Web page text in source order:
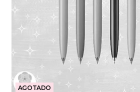
AGOTADO